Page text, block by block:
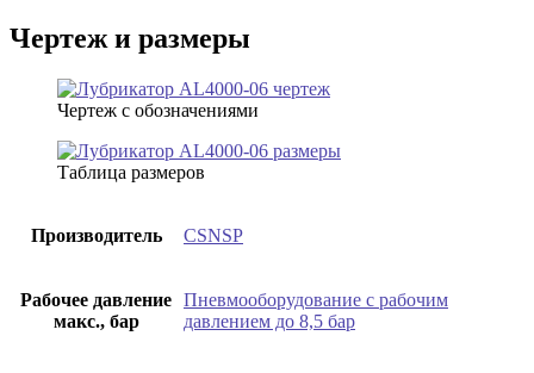
Чертеж и размеры
Чертеж с обозначениями
Таблица размеров
Производитель CSNSP
Рабочее давление
макс., бар
Пневмооборудование с рабочим
давлением до 8,5 бар